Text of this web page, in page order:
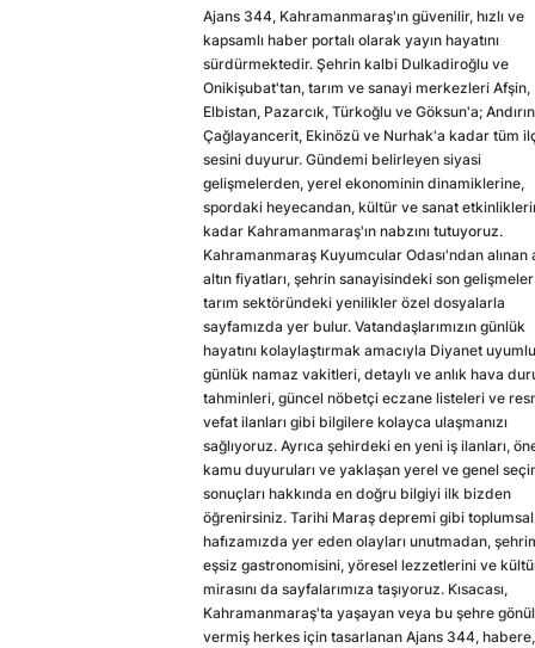
Ajans 344, Kahramanmaraş'ın güvenilir, hızlı ve
kapsamlı haber portalı olarak yayın hayatını
sürdürmektedir. Şehrin kalbi Dulkadiroğlu ve
Onikişubat'tan, tarım ve sanayi merkezleri Afşin,
Elbistan, Pazarcık, Türkoğlu ve Göksun'a;
Çağlayancerit, Ekinözü ve Nurhak'a kadar tüm
sesini duyurur. Gündemi belirleyen siyasi
gelişmelerden, yerel ekonominin dinamiklerine,
spordaki heyecandan, kültür ve sanat
kadar Kahramanmaraş'ın nabzını tutuyoruz.
Kahramanmaraş Kuyumcular Odası'ndan alınan
altın fiyatları, şehrin sanayisindeki son
tarım sektöründeki yenilikler özel dosyalarla
sayfamızda yer bulur. Vatandaşlarımızın günlük
hayatını kolaylaştırmak amacıyla Diyanet uyumlu
günlük namaz vakitleri, detaylı ve anlık hava
tahminleri, güncel nöbetçi eczane listeleri ve
vefat ilanları gibi bilgilere kolayca ulaşmanızı
sağlıyoruz. Ayrıca şehirdeki en yeni iş ilanları,
kamu duyuruları ve yaklaşan yerel ve genel
sonuçları hakkında en doğru bilgiyi ilk bizden
öğrenirsiniz. Tarihi Maraş depremi gibi toplumsal
hafızamızda yer eden olayları unutmadan,
eşsiz gastronomisini, yöresel lezzetlerini ve
mirasını da sayfalarımıza taşıyoruz. Kısacası,
Kahramanmaraş'ta yaşayan veya bu şehre gönül
vermiş herkes için tasarlanan Ajans 344, habere,